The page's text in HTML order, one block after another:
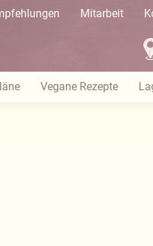
Mitarbeit
Vegane Rezepte